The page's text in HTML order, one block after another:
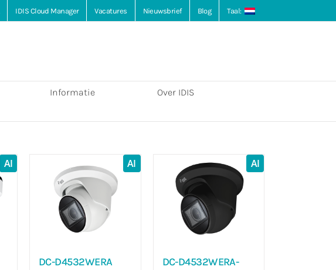
IDIS Cloud Manager Vacatures Nieuwsbrief Blog Taal:
Informatie Over IDIS
AI AI
DC-D4532WERA
AI
DC-D4532WERA-